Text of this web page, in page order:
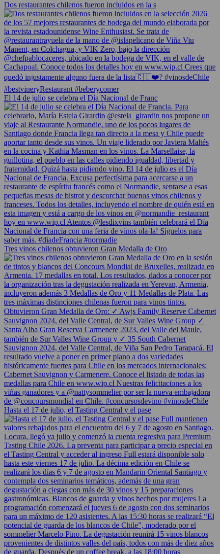
Dos restaurantes chilenos fueron incluidos en la s
El 14 de julio se celebra el Día Nacional de Franc
Tres vinos chilenos obtuvieron Gran Medalla de Oro
Hasta el 17 de julio, el Tasting Central y el pase